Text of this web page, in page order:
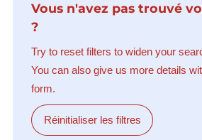
Vous n'avez pas trouvé
?
Try to reset filters to widen your
You can also give us more details
form.
Réinitialiser les filtres